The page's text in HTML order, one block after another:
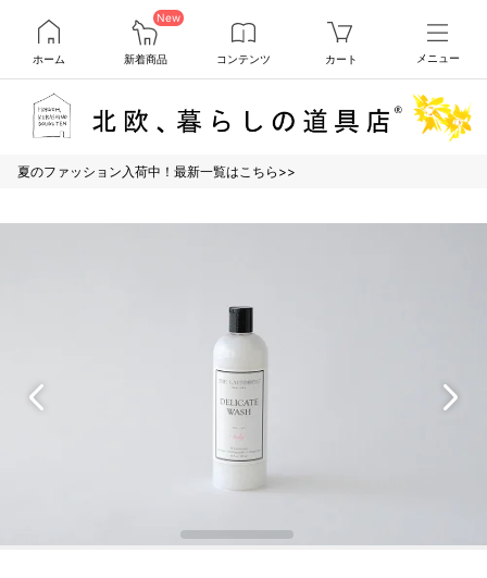
ホーム
New
新着商品 コンテンツ カート メニュー
夏のファッション入荷中！最新一覧はこちら>>